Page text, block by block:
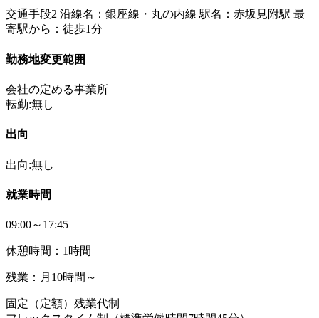
交通手段2 沿線名：銀座線・丸の内線 駅名：赤坂見附駅 最
寄駅から：徒歩1分
勤務地変更範囲
会社の定める事業所
転勤:無し
出向
出向:無し
就業時間
09:00～17:45
休憩時間：1時間
残業：月10時間～
固定（定額）残業代制